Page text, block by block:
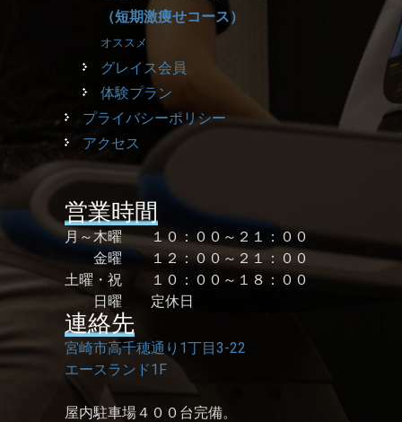
（短期激痩せコース）
オススメ
グレイス会員
体験プラン
プライバシーポリシー
アクセス
営業時間
月～木曜 １０：００～２１：００
金曜 １２：００～２１：００
土曜・祝 １０：００～１８：００
日曜 定休日
連絡先
宮崎市高千穂通り1丁目3-22
エースランド1F
屋内駐車場４００台完備。